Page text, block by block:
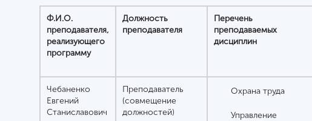
Ф.И.О.
преподавателя,
реализующего
программу
Должность
преподавателя
Перечень
преподаваемых
дисциплин
Чебаненко
Евгений
Станиславович
Преподаватель
(совмещение
должностей)
Охрана труда
Управление